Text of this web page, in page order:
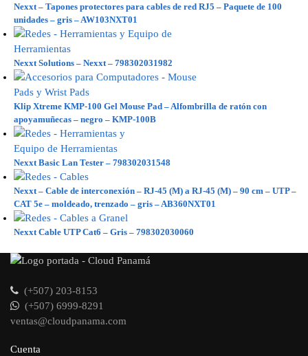
Nexxt – Tapones protectores para cables de red RJ5 – Paquete de 100
unidades – gris – AW103NXT01
Nexxt Solutions – Nexxt – 798302031982
Klip Xtreme KMP-100 Gel Mouse Pad – Alfombrilla de ratón con
apoyamuñecas – negro – KMP-100B
Nexxt Basic Lan Tester – 798302031548
Nexxt – Cable de interconexión – RJ-45 (M) a RJ-45 (M) – 90 cm – UTP –
CAT 5e – moldeado, trenzado – gris – AB360NXT01
Nexxt Cable UTP Cat6 – Gris – 798302030060
(+507) 203-8153
(+507) 6999-8291
ventas@cloudpanama.com
Cuenta